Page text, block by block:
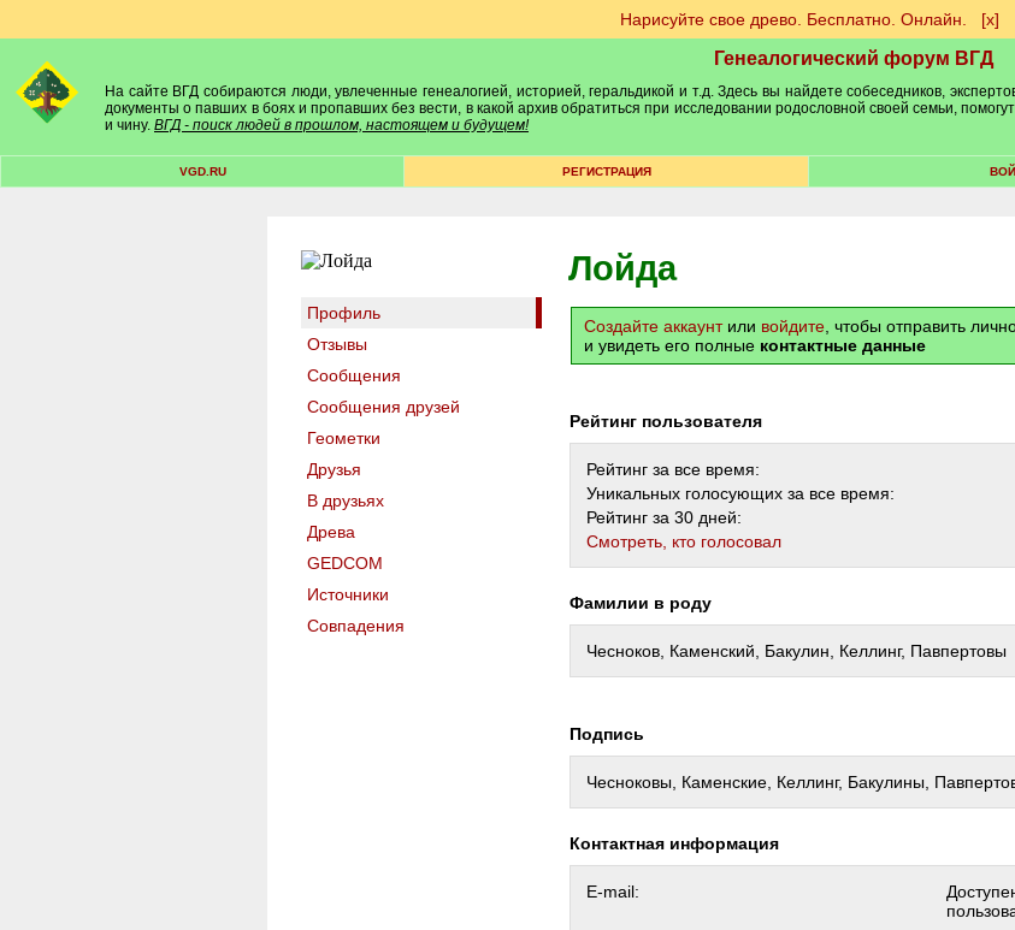
Нарисуйте свое древо. Бесплатно. Онлайн. [х]
Генеалогический форум ВГД
На сайте ВГД собираются люди, увлеченные генеалогией, историей, геральдикой и т.д. Здесь вы найдете собеседников,
документы о павших в боях и пропавших без вести, в какой архив обратиться при исследовании родословной своей семьи,
и чину. ВГД - поиск людей в прошлом, настоящем и будущем!
VGD.RU РЕГИСТРАЦИЯ
Профиль
Отзывы
Сообщения
Сообщения друзей
Геометки
Друзья
В друзьях
Древа
GEDCOM
Источники
Совпадения
Лойда
Создайте аккаунтили войдите , чтобы отправить
и увидеть его полные контактные данные
Рейтинг пользователя
Рейтинг за все время:
Уникальных голосующих за все время:
Рейтинг за 30 дней:
Cмотреть, кто голосовал
Фамилии в роду
Чесноков, Каменский, Бакулин, Келлинг, Павпертовы
Подпись
Чесноковы, Каменские, Келлинг, Бакулины,
Контактная информация
E-mail: